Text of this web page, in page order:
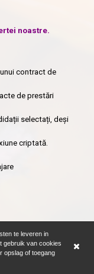
te leveren in
gebruik van cookies
opslag of toegang
noastre.
contract de
de prestări
selectați, deși
criptată.